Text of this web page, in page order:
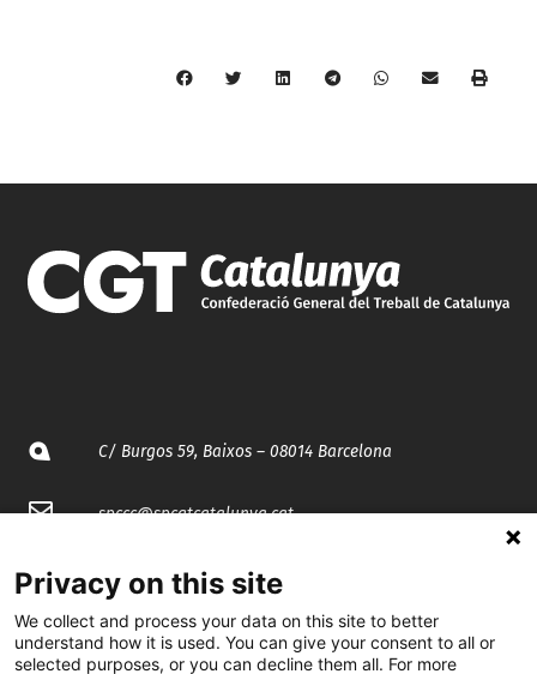
C/ Burgos 59, Baixos – 08014 Barcelona
spccc@spcgtcatalunya.cat
@CGTCatalunya
Privacy on this site
We collect and process your data on this site to better
understand how it is used. You can give your consent to all or
selected purposes, or you can decline them all. For more